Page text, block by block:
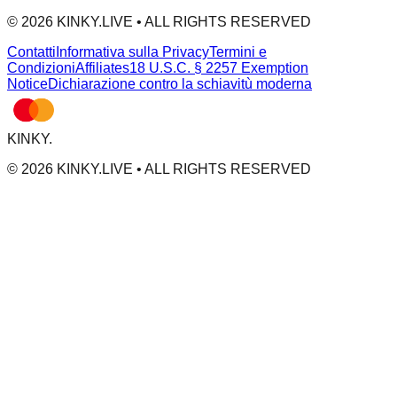
© 2026 KINKY.LIVE • ALL RIGHTS RESERVED
Contatti Informativa sulla PrivacyTermini e
CondizioniAffiliates18 U.S.C. § 2257 Exemption
NoticeDichiarazione contro la schiavitù moderna
KINKY.
© 2026 KINKY.LIVE • ALL RIGHTS RESERVED